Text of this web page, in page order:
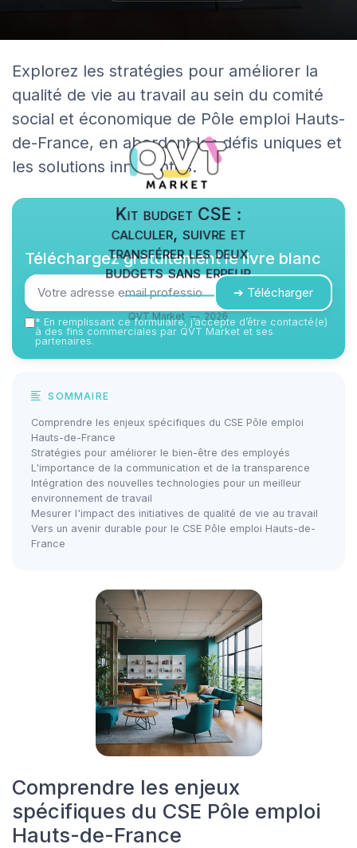
Explorez les stratégies pour améliorer la
qualité de vie au travail au sein du comité
social et économique de Pôle emploi Hauts-
de-France, en abordant les défis uniques et
les solutions innovantes.
Kit budget CSE :
calculer, suivre et
transférer les deux
budgets sans erreur
QVT Market — 2026
Téléchargez gratuitement le livre blanc
➔ Télécharger
* En remplissant ce formulaire, j’accepte d’être contacté(e)
à des fins commerciales par QVT Market et ses
partenaires.
SOMMAIRE
Comprendre les enjeux spécifiques du CSE Pôle emploi
Hauts-de-France
Stratégies pour améliorer le bien-être des employés
L'importance de la communication et de la transparence
Intégration des nouvelles technologies pour un meilleur
environnement de travail
Mesurer l'impact des initiatives de qualité de vie au travail
Vers un avenir durable pour le CSE Pôle emploi Hauts-de-
France
Comprendre les enjeux
spécifiques du CSE Pôle emploi
Hauts-de-France